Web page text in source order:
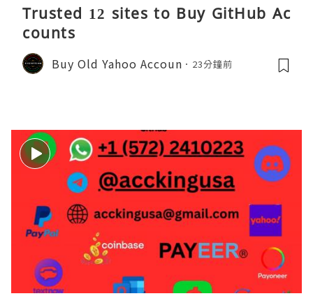
Trusted 12 sites to Buy GitHub Ac
counts
Buy Old Yahoo Accoun 23分鐘前